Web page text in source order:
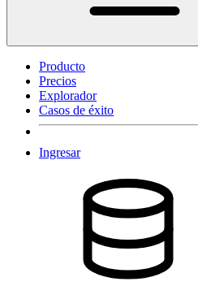
Producto
Precios
Explorador
Casos de éxito
Ingresar